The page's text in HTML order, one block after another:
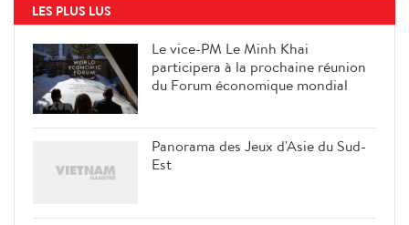
LES PLUS LUS
Le vice-PM Le Minh Khai
participera à la prochaine réunion
du Forum économique mondial
Panorama des Jeux d'Asie du Sud-
Est